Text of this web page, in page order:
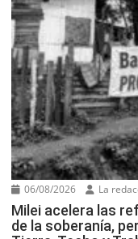
06/08/2026 La
Milei acelera las
de la soberanía,